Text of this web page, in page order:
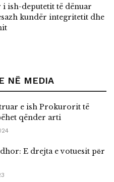
ish-deputetit të dënuar
kundër integritetit dhe
NË MEDIA
e ish Prokurorit të
qënder arti
E drejta e votuesit pёr